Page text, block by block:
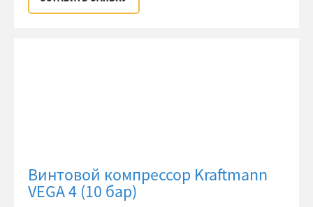
Винтовой компрессор Kraftmann
VEGA 4 (10 бар)